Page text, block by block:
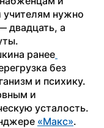
нужно
двадцать, а
ранее
без
и психику.
и
усталость.
«Макс».